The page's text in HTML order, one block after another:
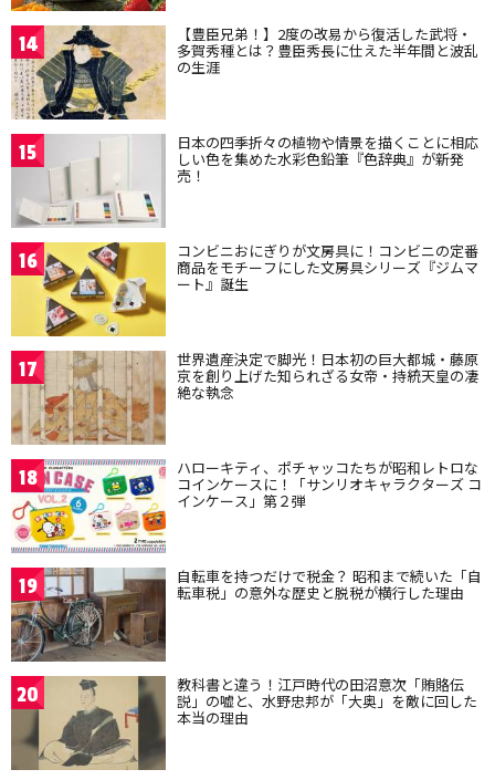
14 【豊臣兄弟！】2度の改易から復活した武将・
多賀秀種とは？豊臣秀長に仕えた半年間と波乱
の生涯
15 日本の四季折々の植物や情景を描くことに相応
しい色を集めた水彩色鉛筆『色辞典』が新発
売！
16 コンビニおにぎりが文房具に！コンビニの定番
商品をモチーフにした文房具シリーズ『ジムマ
ート』誕生
17 世界遺産決定で脚光！日本初の巨大都城・藤原
京を創り上げた知られざる女帝・持統天皇の凄
絶な執念
18 ハローキティ、ポチャッコたちが昭和レトロな
コインケースに！「サンリオキャラクターズ コ
インケース」第２弾
19 自転車を持つだけで税金？ 昭和まで続いた「自
転車税」の意外な歴史と脱税が横行した理由
20 教科書と違う！江戸時代の田沼意次「賄賂伝
説」の嘘と、水野忠邦が「大奥」を敵に回した
本当の理由